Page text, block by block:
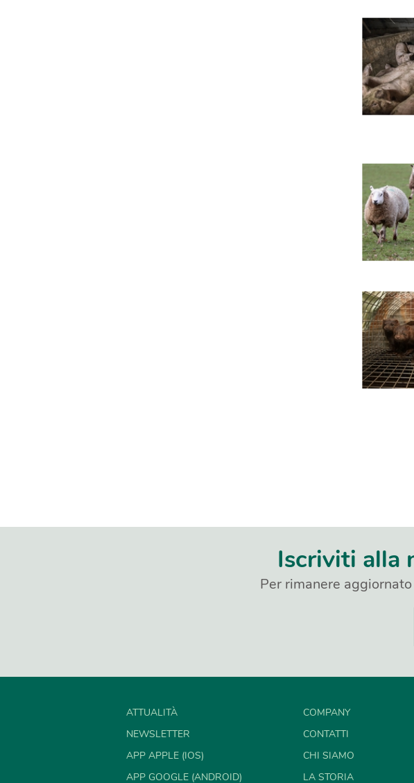
Iscriviti alla
Per rimanere
ATTUALITÀ
NEWSLETTER
APP APPLE (IOS)
APP GOOGLE (ANDROID)
COMPANY
CONTATTI
CHI SIAMO
LA STORIA